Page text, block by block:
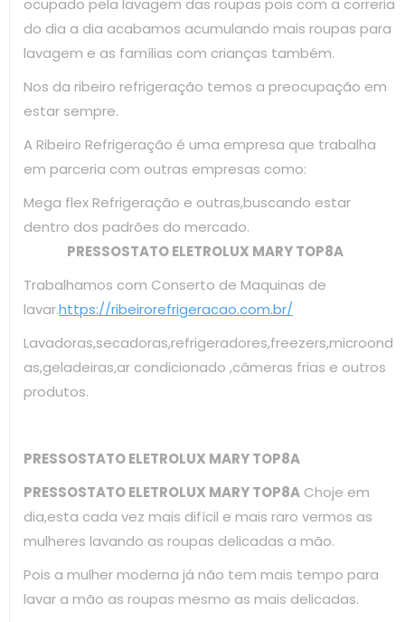
ocupado pela lavagem das roupas pois com a correria
do dia a dia acabamos acumulando mais roupas para
lavagem e as famílias com crianças também.
Nos da ribeiro refrigeração temos a preocupação em
estar sempre.
A Ribeiro Refrigeração é uma empresa que trabalha
em parceria com outras empresas como:
Mega flex Refrigeração e outras,buscando estar
dentro dos padrões do mercado.
PRESSOSTATO ELETROLUX MARY TOP8A
Trabalhamos com Conserto de Maquinas de
lavar.https://ribeirorefrigeracao.com.br/
Lavadoras,secadoras,refrigeradores,freezers,microond
as,geladeiras,ar condicionado ,câmeras frias e outros
produtos.
PRESSOSTATO ELETROLUX MARY TOP8A
PRESSOSTATO ELETROLUX MARY TOP8A Choje em
dia,esta cada vez mais difícil e mais raro vermos as
mulheres lavando as roupas delicadas a mão.
Pois a mulher moderna já não tem mais tempo para
lavar a mão as roupas mesmo as mais delicadas.